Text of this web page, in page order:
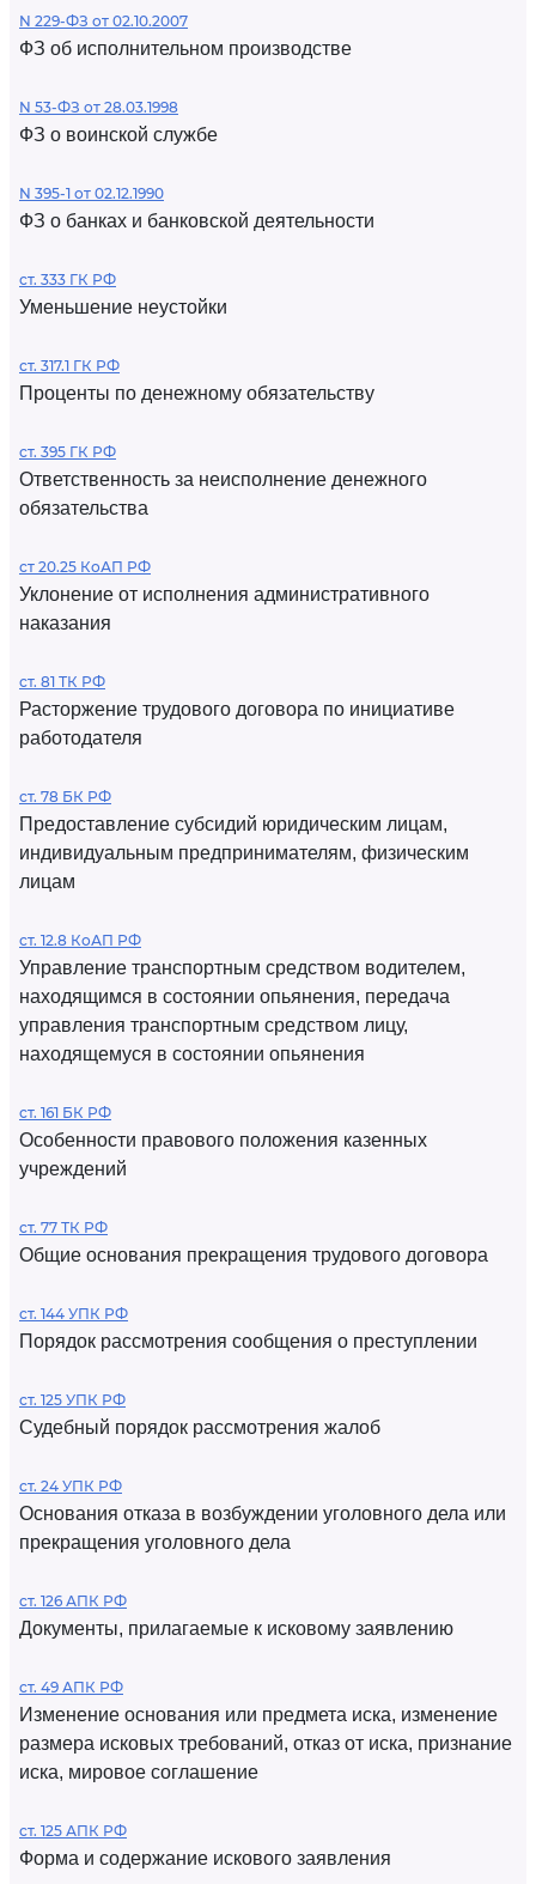
N 229-ФЗ от 02.10.2007
ФЗ об исполнительном производстве
N 53-ФЗ от 28.03.1998
ФЗ о воинской службе
N 395-1 от 02.12.1990
ФЗ о банках и банковской деятельности
ст. 333 ГК РФ
Уменьшение неустойки
ст. 317.1 ГК РФ
Проценты по денежному обязательству
ст. 395 ГК РФ
Ответственность за неисполнение денежного
обязательства
ст 20.25 КоАП РФ
Уклонение от исполнения административного
наказания
ст. 81 ТК РФ
Расторжение трудового договора по инициативе
работодателя
ст. 78 БК РФ
Предоставление субсидий юридическим лицам,
индивидуальным предпринимателям, физическим
лицам
ст. 12.8 КоАП РФ
Управление транспортным средством водителем,
находящимся в состоянии опьянения, передача
управления транспортным средством лицу,
находящемуся в состоянии опьянения
ст. 161 БК РФ
Особенности правового положения казенных
учреждений
ст. 77 ТК РФ
Общие основания прекращения трудового договора
ст. 144 УПК РФ
Порядок рассмотрения сообщения о преступлении
ст. 125 УПК РФ
Судебный порядок рассмотрения жалоб
ст. 24 УПК РФ
Основания отказа в возбуждении уголовного дела или
прекращения уголовного дела
ст. 126 АПК РФ
Документы, прилагаемые к исковому заявлению
ст. 49 АПК РФ
Изменение основания или предмета иска, изменение
размера исковых требований, отказ от иска, признание
иска, мировое соглашение
ст. 125 АПК РФ
Форма и содержание искового заявления